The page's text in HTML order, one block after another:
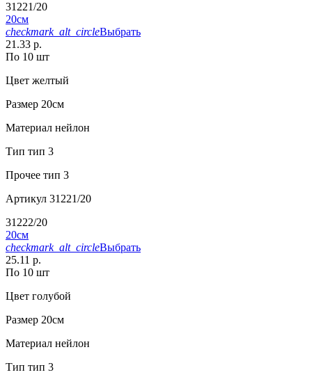
31221/20
20см
checkmark_alt_circleВыбрать
21.33 р.
По 10 шт
Цвет желтый
Размер 20см
Материал нейлон
Тип тип 3
Прочее тип 3
Артикул 31221/20
31222/20
20см
checkmark_alt_circleВыбрать
25.11 р.
По 10 шт
Цвет голубой
Размер 20см
Материал нейлон
Тип тип 3